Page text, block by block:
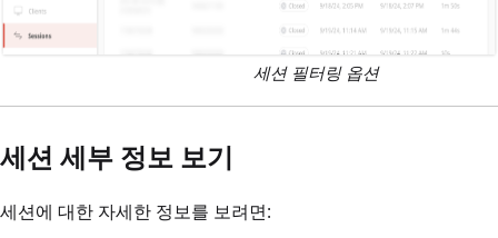
세션 필터링 옵션
세션 세부 정보 보기
세션에 대한 자세한 정보를 보려면: